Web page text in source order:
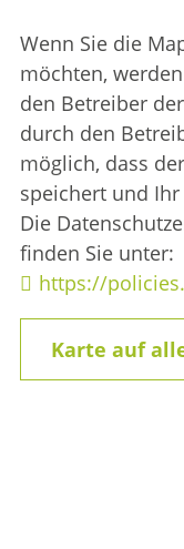
Wenn Sie die
möchten,
den Betreiber
durch den
möglich, dass
speichert und
Die
finden Sie unter:
https://
Karte auf